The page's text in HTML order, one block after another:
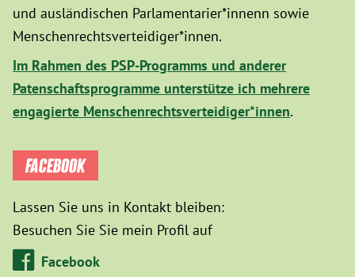
und ausländischen Parlamentarier*innenn sowie
Menschenrechtsverteidiger*innen.
Im Rahmen des PSP-Programms und anderer
Patenschaftsprogramme unterstütze ich mehrere
engagierte Menschenrechtsverteidiger*innen.
FACEBOOK
Lassen Sie uns in Kontakt bleiben:
Besuchen Sie Sie mein Profil auf
Facebook